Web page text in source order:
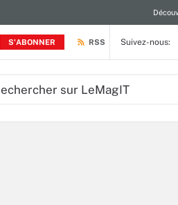
S'ABONNER RSS Suivez-nous: